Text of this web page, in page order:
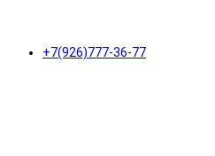
+7(926)777-36-77